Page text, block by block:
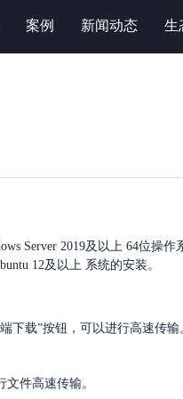
案例 新闻动态 生
Server 2019及以上 64位操
12及以上 系统的安装。
下载”按钮，可以进行高速传输
件高速传输。